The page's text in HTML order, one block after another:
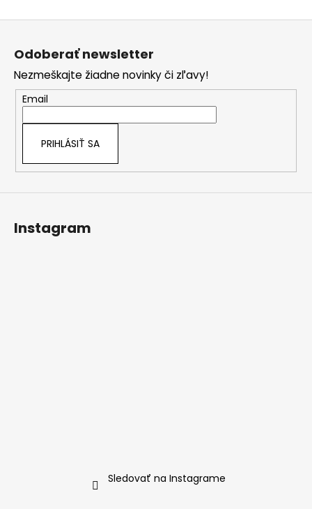
Z
Odoberať newsletter
Nezmeškajte žiadne novinky či zľavy!
Email
PRIHLÁSIŤ SA
Instagram
Sledovať na Instagrame